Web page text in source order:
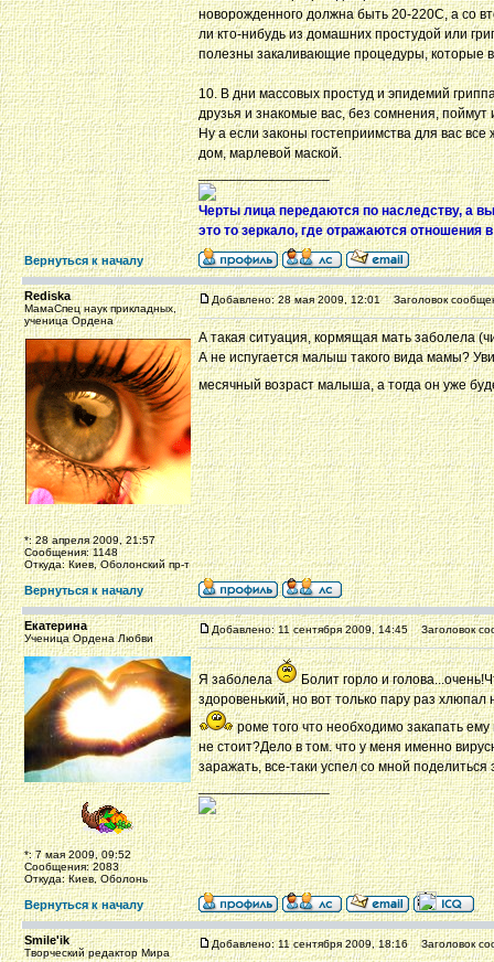
новорожденного должна быть 20-220С, а со
ли кто-нибудь из домашних простудой или
полезны закаливающие процедуры, которые
10. В дни массовых простуд и эпидемий
друзья и знакомые вас, без сомнения,
Ну а если законы гостеприимства для вас
дом, марлевой маской.
_________________
Черты лица передаются по наследству, а
это то зеркало, где отражаются отношения
Вернуться к началу
Rediska
МамаСпец наук прикладных,
ученица Ордена
*: 28 апреля 2009, 21:57
Сообщения: 1148
Откуда: Киев, Оболонский пр-т
Добавлено: 28 мая 2009, 12:01 Заголовок
А такая ситуация, кормящая мать заболела
А не испугается малыш такого вида мамы?
месячный возраст малыша, а тогда он уже
Вернуться к началу
Екатерина
Ученица Ордена Любви
*: 7 мая 2009, 09:52
Сообщения: 2083
Откуда: Киев, Оболонь
Добавлено: 11 сентября 2009, 14:45 Заголовок
Я заболела
Болит горло и
здоровенький, но вот только пару раз
роме того что необходимо закапать
не стоит?Дело в том. что у меня именно
заражать, все-таки успел со мной поделиться
_________________
Вернуться к началу
Smile'ik
Творческий редактор Мира
Добавлено: 11 сентября 2009, 18:16 Заголовок